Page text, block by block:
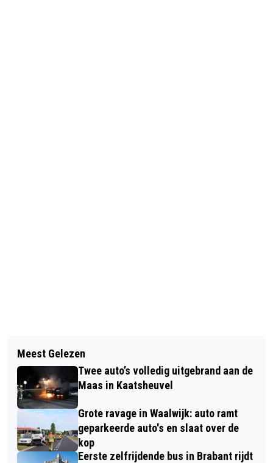
EXPOSITIE OLYMPISCHE WINTER- EN
ZOMERSPELEN VAN 1936
WAALWIJKER (24) SLAAT TILBURGER
(54) GEBROKEN NEUS, AANGEHOUDEN
VOOR MISHANDELING
Meest Gelezen
Twee auto’s volledig uitgebrand aan de
Maas in Kaatsheuvel
Grote ravage in Waalwijk: auto ramt
geparkeerde auto's en slaat over de
kop
Eerste zelfrijdende bus in Brabant rijdt